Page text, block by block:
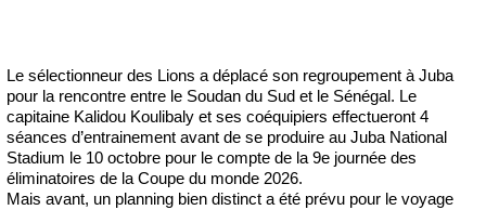
Le sélectionneur des Lions a déplacé son regroupement à Juba
pour la rencontre entre le Soudan du Sud et le Sénégal. Le
capitaine Kalidou Koulibaly et ses coéquipiers effectueront 4
séances d’entrainement avant de se produire au Juba National
Stadium le 10 octobre pour le compte de la 9e journée des
éliminatoires de la Coupe du monde 2026.
Mais avant, un planning bien distinct a été prévu pour le voyage